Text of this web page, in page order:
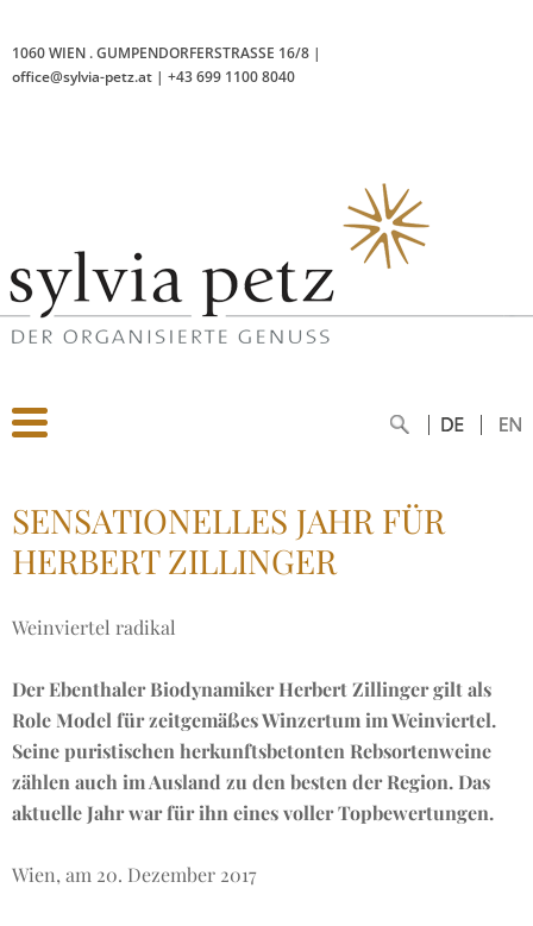
1060 WIEN .GUMPENDORFERSTRASSE 16/8 |
office@sylvia-petz.at | +43 699 1100 8040
SENSATIONELLES JAHR FÜR
HERBERT ZILLINGER
Weinviertel radikal
Der Ebenthaler Biodynamiker Herbert Zillinger gilt als
Role Model für zeitgemäßes Winzertum im Weinviertel.
Seine puristischen herkunftsbetonten Rebsortenweine
zählen auch im Ausland zu den besten der Region. Das
aktuelle Jahr war für ihn eines voller Topbewertungen.
Wien, am 20. Dezember 2017